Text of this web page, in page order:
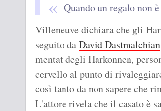
Quando un regalo non
Villeneuve dichiara che gli
seguito daDavid Dastmalchian
mentat degli Harkonnen,
cervello al punto di
così tanto da non sapere che
L'attore rivela che il casato è